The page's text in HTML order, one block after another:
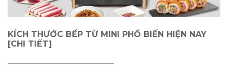
KÍCH THƯỚC BẾP TỪ MINI PHỔ BIẾN HIỆN NAY
[CHI TIẾT]